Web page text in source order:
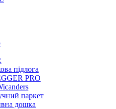
підлога
PRO
паркет
дошка